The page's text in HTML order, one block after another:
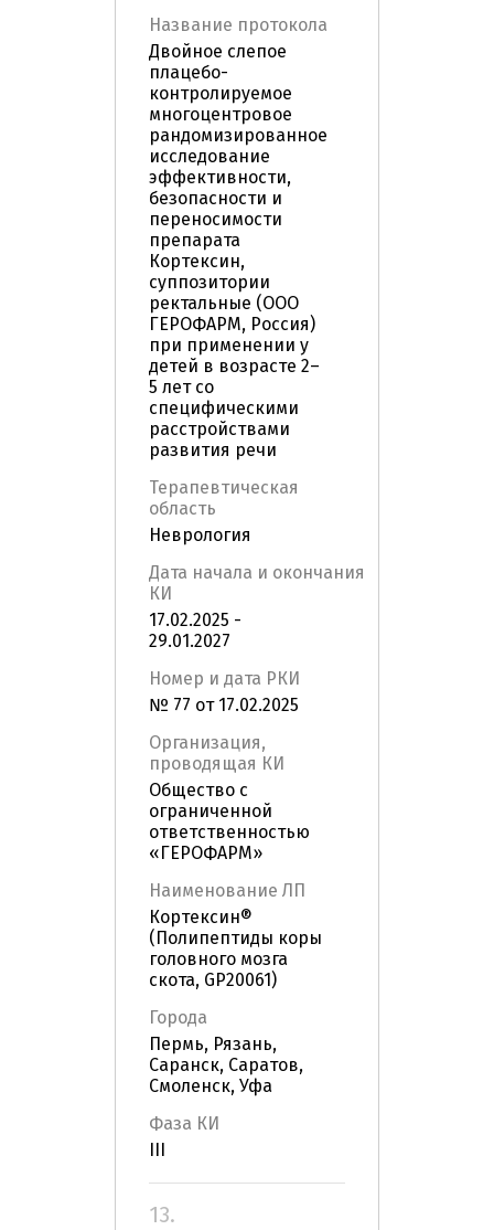
Название протокола
Двойное слепое
плацебо-
контролируемое
многоцентровое
рандомизированное
исследование
эффективности,
безопасности и
переносимости
препарата
Кортексин,
суппозитории
ректальные (ООО
ГЕРОФАРМ, Россия)
при применении у
детей в возрасте 2–
5 лет со
специфическими
расстройствами
развития речи
Терапевтическая
область
Неврология
Дата начала и окончания
КИ
17.02.2025 -
29.01.2027
Номер и дата РКИ
№ 77 от 17.02.2025
Организация,
проводящая КИ
Общество с
ограниченной
ответственностью
«ГЕРОФАРМ»
Наименование ЛП
Кортексин®
(Полипептиды коры
головного мозга
скота, GP20061)
Города
Пермь, Рязань,
Саранск, Саратов,
Смоленск, Уфа
Фаза КИ
13.